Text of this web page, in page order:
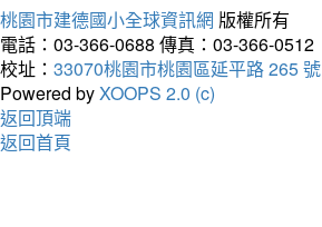
桃園市建德國小全球資訊網 版權所有
電話：03-366-0688 傳真：03-366-0512
校址： 33070桃園市桃園區延平路 265 號
Powered byXOOPS 2.0 (c)
返回頂端
返回首頁